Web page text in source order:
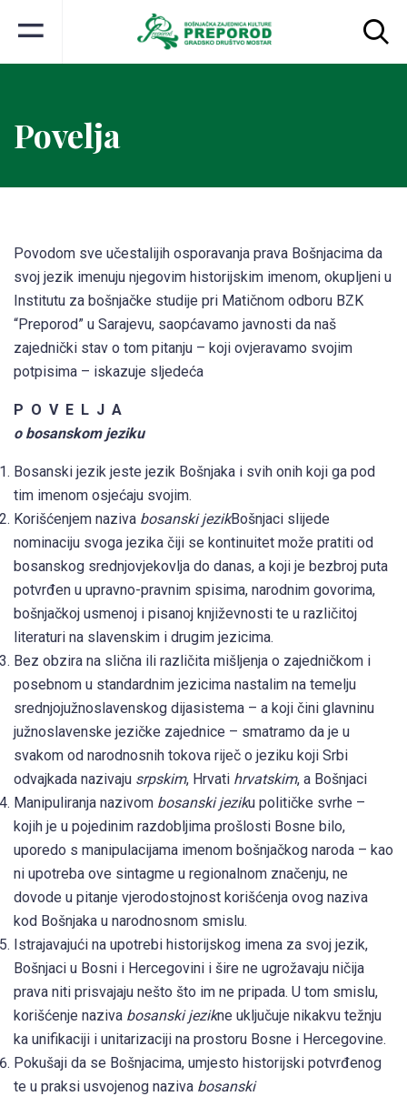
Povelja
Povodom sve učestalijih osporavanja prava Bošnjacima da
svoj jezik imenuju njegovim historijskim imenom, okupljeni u
Institutu za bošnjačke studije pri Matičnom odboru BZK
“Preporod” u Sarajevu, saopćavamo javnosti da naš
zajednički stav o tom pitanju – koji ovjeravamo svojim
potpisima – iskazuje sljedeća
P O V E L J A
o bosanskom jeziku
Bosanski jezik jeste jezik Bošnjaka i svih onih koji ga pod
tim imenom osjećaju svojim.
Korišćenjem naziva bosanski jezikBošnjaci slijede
nominaciju svoga jezika čiji se kontinuitet može pratiti od
bosanskog srednjovjekovlja do danas, a koji je bezbroj puta
potvrđen u upravno-pravnim spisima, narodnim govorima,
bošnjačkoj usmenoj i pisanoj književnosti te u različitoj
literaturi na slavenskim i drugim jezicima.
Bez obzira na slična ili različita mišljenja o zajedničkom i
posebnom u standardnim jezicima nastalim na temelju
srednjojužnoslavenskog dijasistema – a koji čini glavninu
južnoslavenske jezičke zajednice – smatramo da je u
svakom od narodnosnih tokova riječ o jeziku koji Srbi
odvajkada nazivaju srpskim, Hrvati hrvatskim, a Bošnjaci
Manipuliranja nazivom bosanski jeziku političke svrhe –
kojih je u pojedinim razdobljima prošlosti Bosne bilo,
uporedo s manipulacijama imenom bošnjačkog naroda – kao
ni upotreba ove sintagme u regionalnom značenju, ne
dovode u pitanje vjerodostojnost korišćenja ovog naziva
kod Bošnjaka u narodnosnom smislu.
Istrajavajući na upotrebi historijskog imena za svoj jezik,
Bošnjaci u Bosni i Hercegovini i šire ne ugrožavaju ničija
prava niti prisvajaju nešto što im ne pripada. U tom smislu,
korišćenje naziva bosanski jezikne uključuje nikakvu težnju
ka unifikaciji i unitarizaciji na prostoru Bosne i Hercegovine.
Pokušaji da se Bošnjacima, umjesto historijski potvrđenog
te u praksi usvojenog naziva bosanski